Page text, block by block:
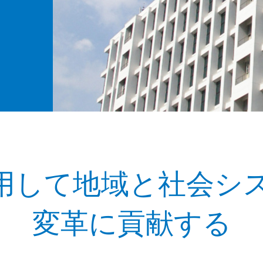
して地域と社会シ
変革に貢献する